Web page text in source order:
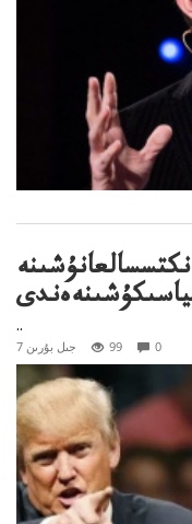
..
7 جىل بۇرىن 99 0